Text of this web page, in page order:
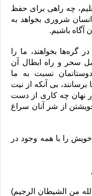
چه راهی برای حفظ
شروری بخواهد به
آگاه باشیم.
گره‌ها بخواهند، ما را
سحر و راه ابطال آن
نسبت به ما
بی آنکه از نیت
نهان چه کاری از دست
از شر آنان سراغ
را با همه وجود در
من الشیطان الرجیم)